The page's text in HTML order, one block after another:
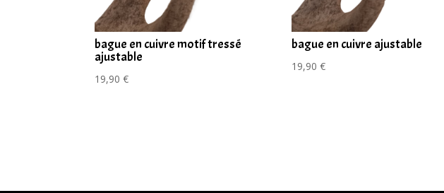
bague en cuivre motif tressé
ajustable
19,90€
bague en cuivre ajustable
19,90€